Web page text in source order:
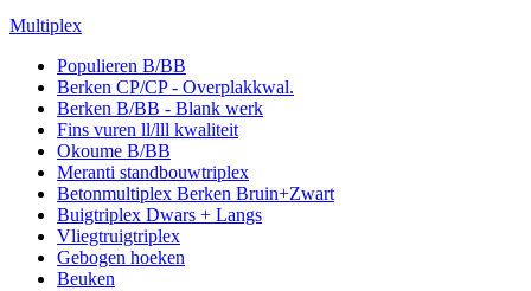
Multiplex
Populieren B/BB
Berken CP/CP - Overplakkwal.
Berken B/BB - Blank werk
Fins vuren ll/lll kwaliteit
Okoume B/BB
Meranti standbouwtriplex
Betonmultiplex Berken Bruin+Zwart
Buigtriplex Dwars + Langs
Vliegtruigtriplex
Gebogen hoeken
Beuken